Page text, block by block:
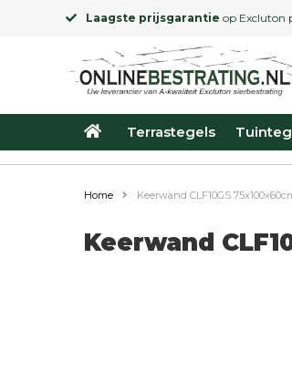
Laagste prijsgarantie op Excluton
Terrastegels
Home Keerwand CLF10GS
Keerwand